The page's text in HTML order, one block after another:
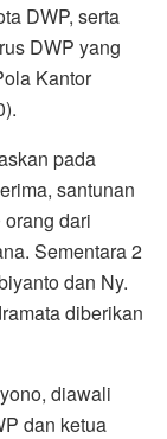
DWP, serta
DWP yang
Kantor
pada
santunan
dari
Sementara 2
dan Ny.
diberikan
diawali
dan ketua